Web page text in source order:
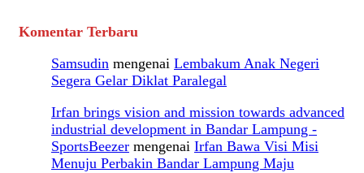
Komentar Terbaru
Samsudin mengenai Lembakum Anak Negeri
Segera Gelar Diklat Paralegal
Irfan brings vision and mission towards advanced
industrial development in Bandar Lampung -
SportsBeezer mengenai Irfan Bawa Visi Misi
Menuju Perbakin Bandar Lampung Maju